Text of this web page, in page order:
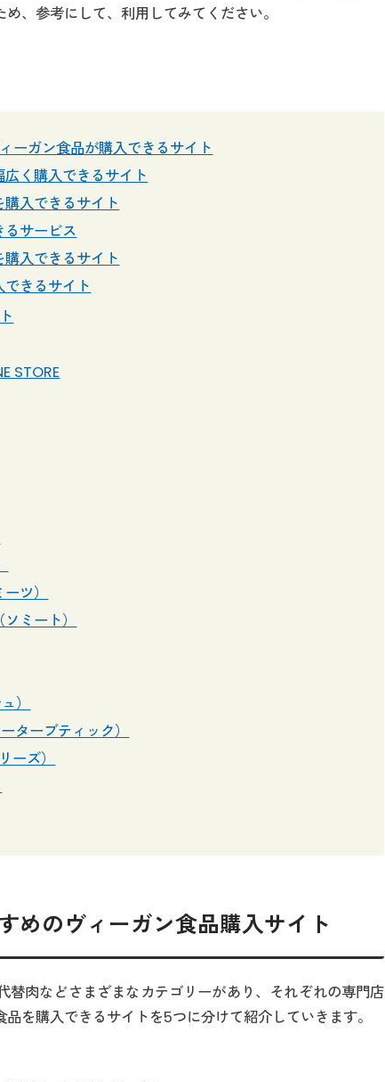
、参考にして、利用してみてください。
ーガン食品が購入できるサイト
く購入できるサイト
入できるサイト
サービス
入できるサイト
きるサイト
STORE
ツ）
ミート）
）
ーブティック）
ズ）
めのヴィーガン食品購入サイト
替肉などさまざまなカテゴリーがあり、それぞれの専門店
を購入できるサイトを5つに分けて紹介していきます。